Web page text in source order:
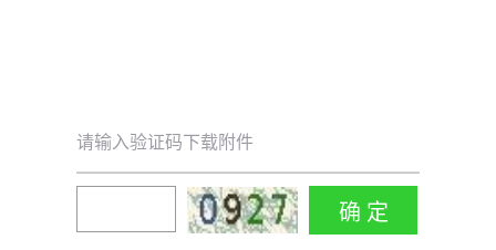
请输入验证码下载附件